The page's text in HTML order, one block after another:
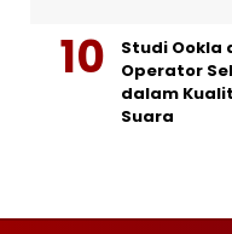
Studi Ookla
Operator
dalam
Suara